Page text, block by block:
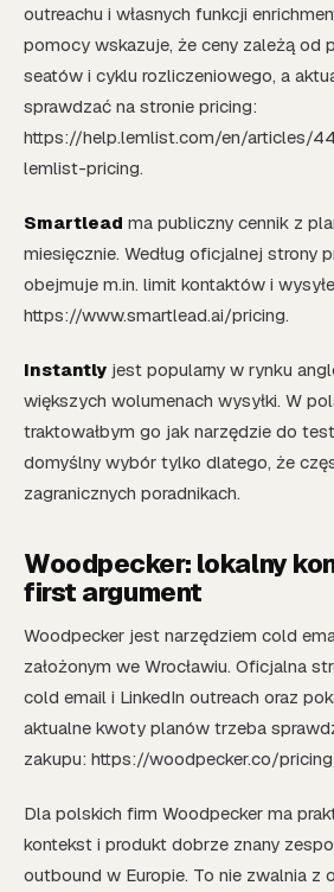
outreachu i własnych funkcji
pomocy wskazuje, że ceny zależą od
seatów i cyklu rozliczeniowego, a
sprawdzać na stronie pricing:
https://help.lemlist.com/en/articles/
lemlist-pricing.
Smartlead ma publiczny cennik z
miesięcznie. Według oficjalnej strony
obejmuje m.in. limit kontaktów i
https://www.smartlead.ai/pricing.
Instantly jest popularny w rynku
większych wolumenach wysyłki. W
traktowałbym go jak narzędzie do
domyślny wybór tylko dlatego, że
zagranicznych poradnikach.
Woodpecker: lokalny
first argument
Woodpecker jest narzędziem cold
założonym we Wrocławiu. Oficjalna
cold email i LinkedIn outreach oraz
aktualne kwoty planów trzeba
zakupu: https://woodpecker.co/
Dla polskich firm Woodpecker ma
kontekst i produkt dobrze znany
outbound w Europie. To nie zwalnia z